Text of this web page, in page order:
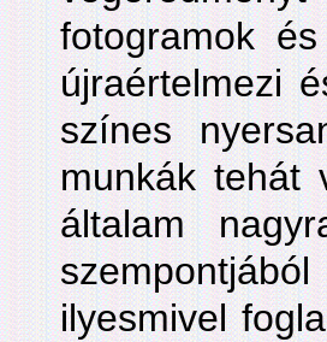
fotogramok
újraértelmezi
színes
munkák tehát
általam
ilyesmivel